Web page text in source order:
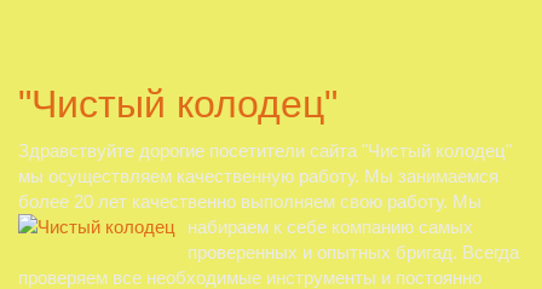
"Чистый колодец"
Здравствуйте дорогие посетители сайта "Чистый колодец"
мы осуществляем качественную работу. Мы занимаемся
более 20 лет качественно выполняем свою работу. Мы
набираем к себе компанию самых
проверенных и опытных бригад. Всегда
проверяем все необходимые инструменты и постоянно